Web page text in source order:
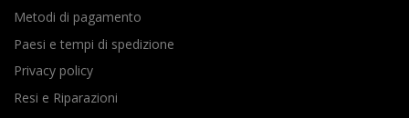
Metodi di pagamento
Paesi e tempi di spedizione
Privacy policy
Resi e Riparazioni